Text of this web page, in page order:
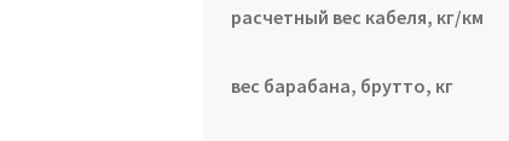
расчетный вес кабеля, кг/км
вес барабана, брутто, кг